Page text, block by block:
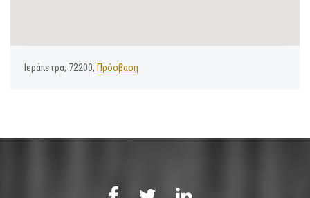
Ιεράπετρα, 72200, Πρόσβαση